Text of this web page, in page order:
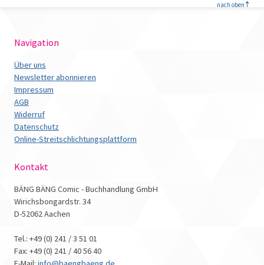
nach oben
Navigation
Über uns
Newsletter abonnieren
Impressum
AGB
Widerruf
Datenschutz
Online-Streitschlichtungsplattform
Kontakt
BÄNG BÄNG Comic - Buchhandlung GmbH
Wirichsbongardstr. 34
D-52062 Aachen
Tel.: +49 (0) 241 / 3 51 01
Fax: +49 (0) 241 / 40 56 40